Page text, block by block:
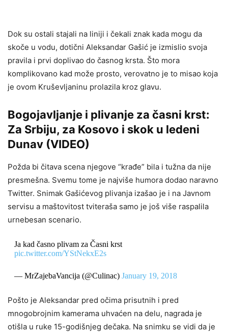
Dok su ostali stajali na liniji i čekali znak kada mogu da
skoče u vodu, dotični Aleksandar Gašić je izmislio svoja
pravila i prvi doplivao do časnog krsta. Što mora
komplikovano kad može prosto, verovatno je to misao koja
je ovom Kruševljaninu prolazila kroz glavu.
Bogojavljanje i plivanje za časni krst:
Za Srbiju, za Kosovo i skok u ledeni
Dunav (VIDEO)
Požda bi čitava scena njegove “krađe” bila i tužna da nije
presmešna. Svemu tome je najviše humora dodao naravno
Twitter. Snimak Gašićevog plivanja izašao je i na Javnom
servisu a maštovitost tviteraša samo je još više raspalila
urnebesan scenario.
Ja kad časno plivam za Časni krst
pic.twitter.com/YStNekxE2s
— MrZajebaVancija (@Culinac) January 19, 2018
Pošto je Aleksandar pred očima prisutnih i pred
mnogobrojnim kamerama uhvaćen na delu, nagrada je
otišla u ruke 15-godišnjeg dečaka. Na snimku se vidi da je